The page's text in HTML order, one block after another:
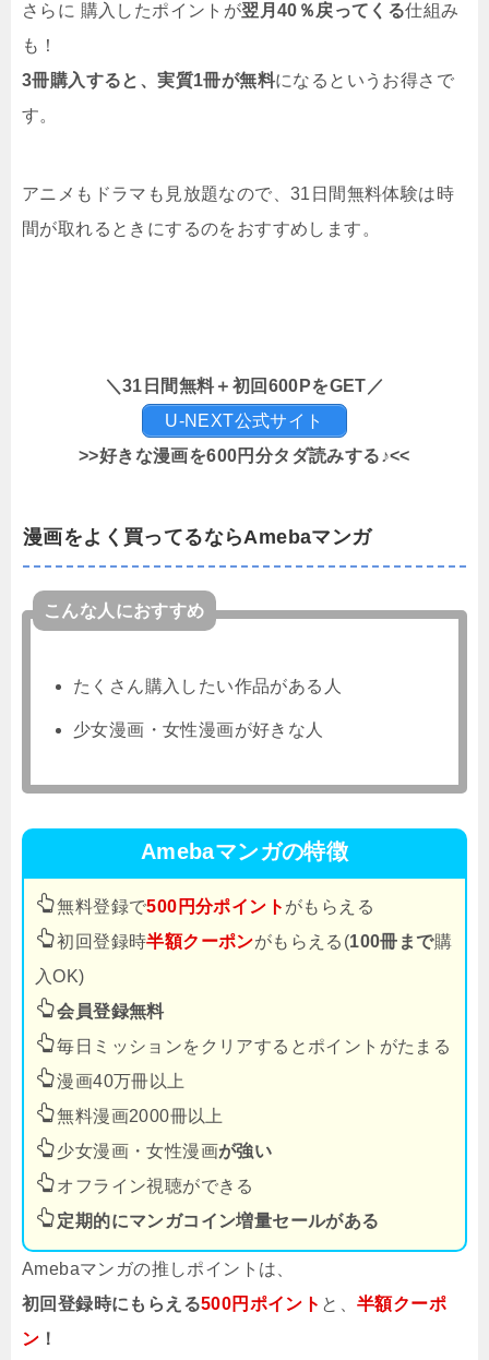
さらに 購入したポイントが翌月40％戻ってくる仕組み
も！
3冊購入すると、実質1冊が無料になるというお得さで
す。
アニメもドラマも見放題なので、31日間無料体験は時
間が取れるときにするのをおすすめします。
＼31日間無料＋初回600PをGET／
U-NEXT公式サイト
>>好きな漫画を600円分タダ読みする♪<<
漫画をよく買ってるならAmebaマンガ
こんな人におすすめ
たくさん購入したい作品がある人
少女漫画・女性漫画が好きな人
Amebaマンガの特徴
無料登録で500円分ポイント がもらえる
初回登録時半額クーポンがもらえる(100冊まで購
入OK)
会員登録無料
毎日ミッションをクリアするとポイントがたまる
漫画40万冊以上
無料漫画2000冊以上
少女漫画・女性漫画が強い
オフライン視聴ができる
定期的にマンガコイン増量セールがある
Amebaマンガの推しポイントは、
初回登録時にもらえる500円ポイント と、半額クーポ
ン ！